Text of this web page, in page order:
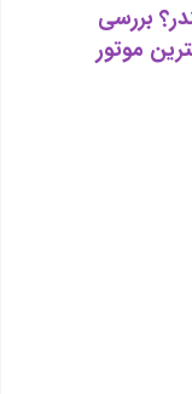
یا 6 سیلندر؟ بررسی
موتور